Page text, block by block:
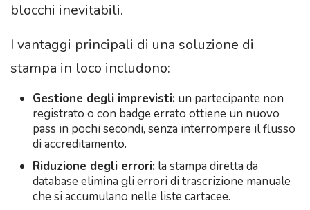
blocchi inevitabili.
I vantaggi principali di una soluzione di
stampa in loco includono:
Gestione degli imprevisti: un partecipante non
registrato o con badge errato ottiene un nuovo
pass in pochi secondi, senza interrompere il flusso
di accreditamento.
Riduzione degli errori: la stampa diretta da
database elimina gli errori di trascrizione manuale
che si accumulano nelle liste cartacee.